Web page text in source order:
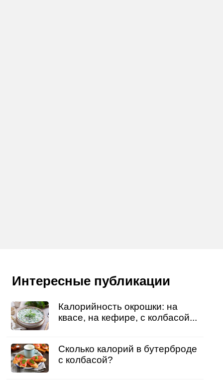
Интересные публикации
Калорийность окрошки: на
квасе, на кефире, с колбасой...
Сколько калорий в бутерброде
с колбасой?